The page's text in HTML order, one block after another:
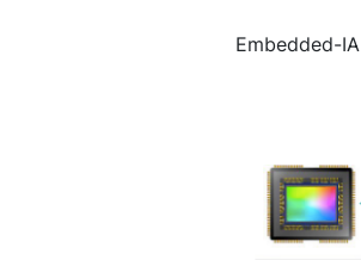
Embedded-IA